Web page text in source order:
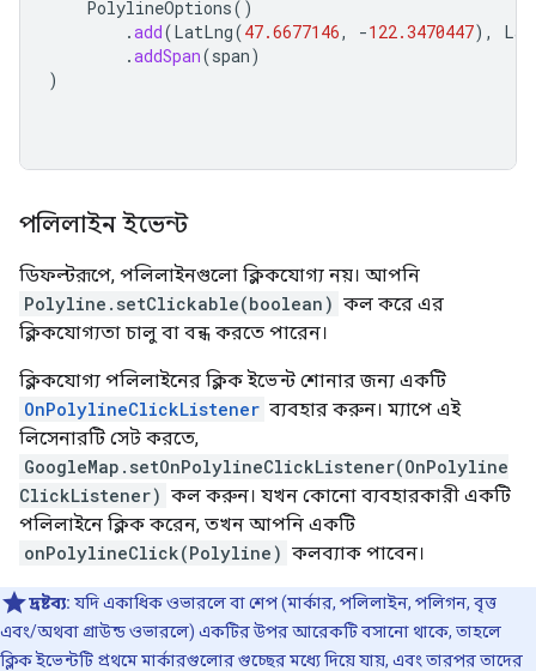
PolylineOptions()
.add(LatLng(47.6677146, -122.3470447),
.addSpan(span)
)
পলিলাইন ইভেন্ট
ডিফল্টরূপে, পলিলাইনগুলো ক্লিকযোগ্য নয়। আপনি
Polyline.setClickable(boolean) কল করে এর
ক্লিকযোগ্যতা চালু বা বন্ধ করতে পারেন।
ক্লিকযোগ্য পলিলাইনের ক্লিক ইভেন্ট শোনার জন্য একটি
OnPolylineClickListener ব্যবহার করুন। ম্যাপে এই
লিসেনারটি সেট করতে,
GoogleMap.setOnPolylineClickListener(OnPolyline
ClickListener) কল করুন। যখন কোনো ব্যবহারকারী একটি
পলিলাইনে ক্লিক করেন, তখন আপনি একটি
onPolylineClick(Polyline) কলব্যাক পাবেন।
দ্রষ্টব্য: যদি একাধিক ওভারলে বা শেপ (মার্কার, পলিলাইন, পলিগন, বৃত্ত
এবং/অথবা গ্রাউন্ড ওভারলে) একটির উপর আরেকটি বসানো থাকে, তাহলে
ক্লিক ইভেন্টটি প্রথমে মার্কারগুলোর গুচ্ছের মধ্যে দিয়ে যায়, এবং তারপর তাদের